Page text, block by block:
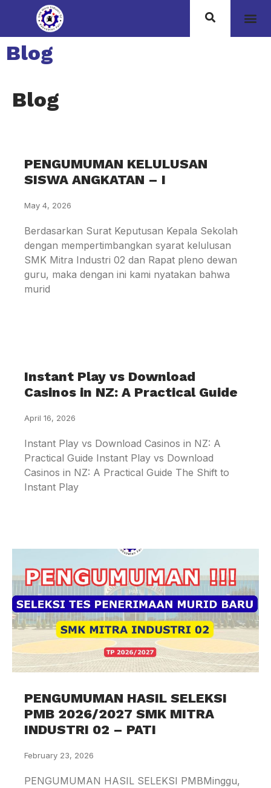
Blog
Blog
PENGUMUMAN KELULUSAN
SISWA ANGKATAN – I
May 4, 2026
Berdasarkan Surat Keputusan Kepala Sekolah
dengan mempertimbangkan syarat kelulusan
SMK Mitra Industri 02 dan Rapat pleno dewan
guru, maka dengan ini kami nyatakan bahwa
murid
Instant Play vs Download
Casinos in NZ: A Practical Guide
April 16, 2026
Instant Play vs Download Casinos in NZ: A
Practical Guide Instant Play vs Download
Casinos in NZ: A Practical Guide The Shift to
Instant Play
PENGUMUMAN HASIL SELEKSI
PMB 2026/2027 SMK MITRA
INDUSTRI 02 – PATI
February 23, 2026
PENGUMUMAN HASIL SELEKSI PMBMinggu,